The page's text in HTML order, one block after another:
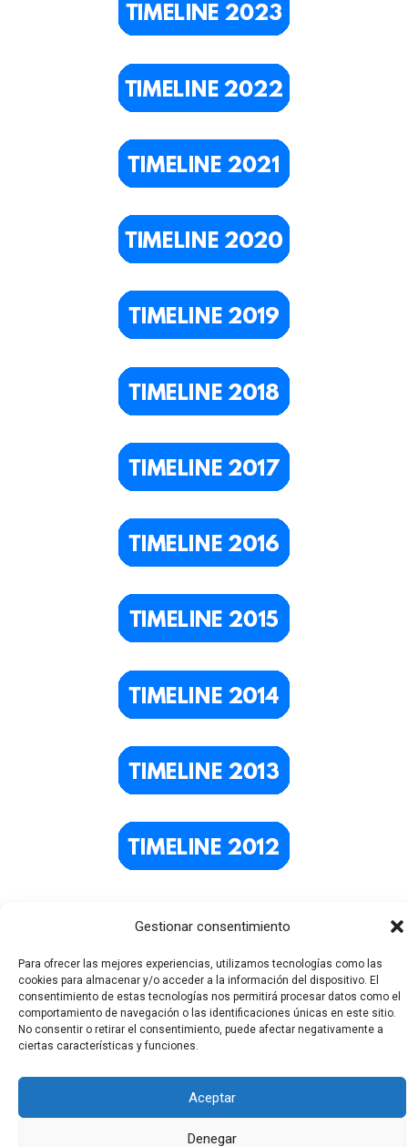
Gestionar consentimiento
Para ofrecer las mejores experiencias, utilizamos tecnologías como las
cookies para almacenar y/o acceder a la información del dispositivo. El
consentimiento de estas tecnologías nos permitirá procesar datos como el
comportamiento de navegación o las identificaciones únicas en este sitio.
No consentir o retirar el consentimiento, puede afectar negativamente a
ciertas características y funciones.
Aceptar
Denegar
Todos los derechos © 2026 El Funerario Digital | Funciona